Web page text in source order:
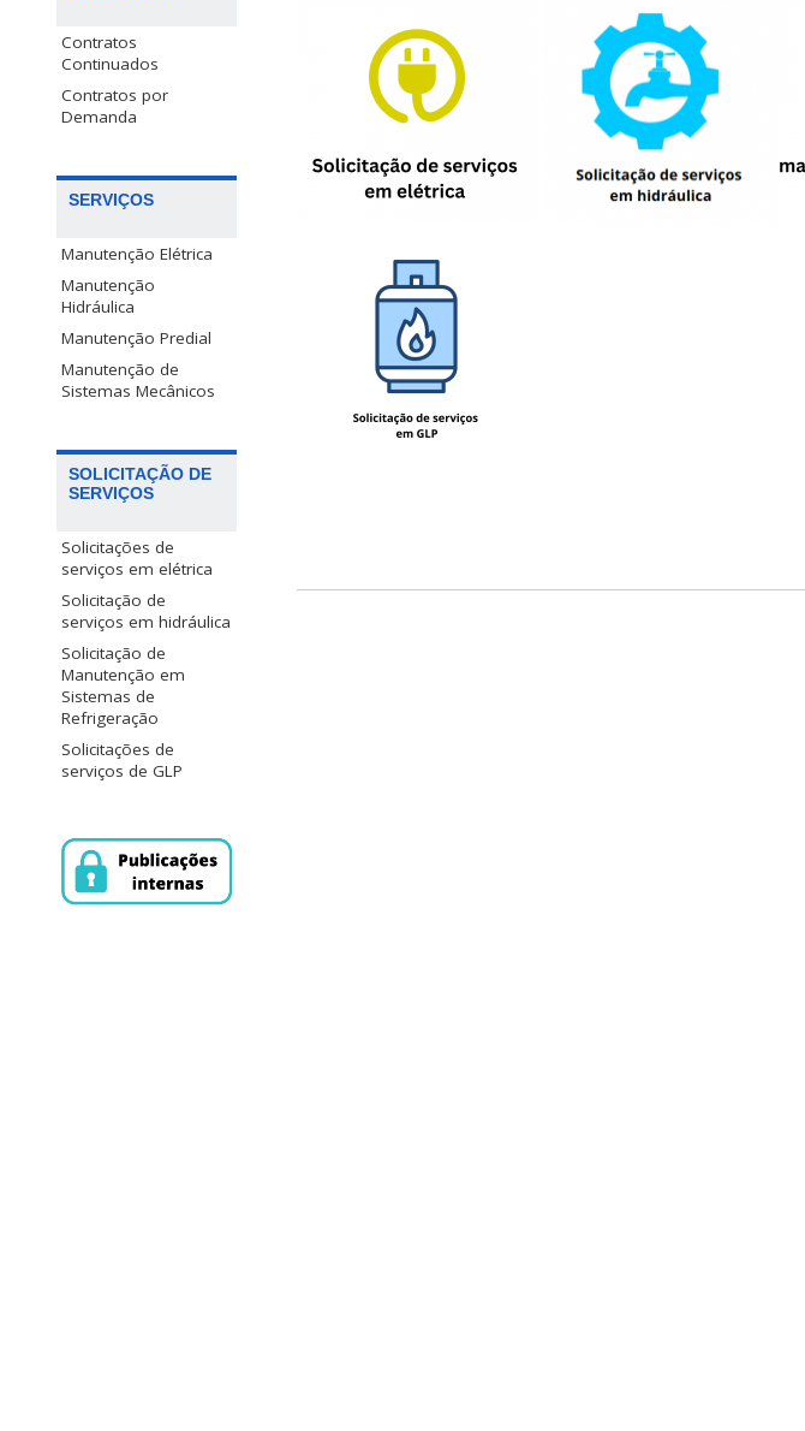
Contratos
Continuados
Contratos por
Demanda
SERVIÇOS
Manutenção Elétrica
Manutenção
Hidráulica
Manutenção Predial
Manutenção de
Sistemas Mecânicos
SOLICITAÇÃO DE
SERVIÇOS
Solicitações de
serviços em elétrica
Solicitação de
serviços em hidráulica
Solicitação de
Manutenção em
Sistemas de
Refrigeração
Solicitações de
serviços de GLP